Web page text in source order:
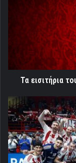
Ολυμπιακός
ΠΑΟΚ
Τα εισιτήρια
Οι
«ερυθρόλευκοι»
έλαμψαν
στο
CEV
Champions